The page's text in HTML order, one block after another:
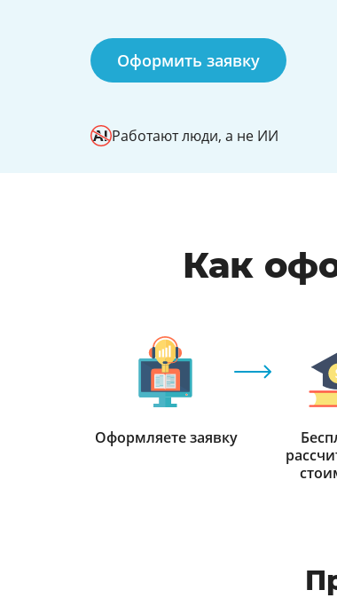
Оформить заявку
Работают люди, а не ИИ
Как
Оформляете заявку